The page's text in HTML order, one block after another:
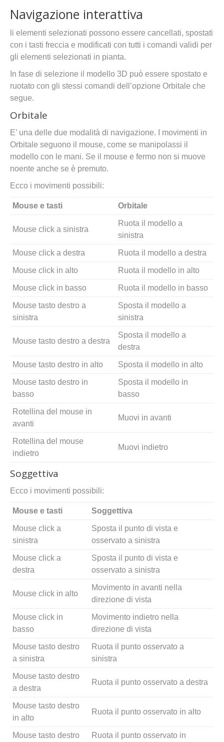
Navigazione interattiva
li elementi selezionati possono essere cancellati, spostati
con i tasti freccia e modificati con tutti i comandi validi per
gli elementi selezionati in pianta.
In fase di selezione il modello 3D può essere spostato e
ruotato con gli stessi comandi dell’opzione Orbitale che
segue.
Orbitale
E’ una delle due modalità di navigazione. I movimenti in
Orbitale seguono il mouse, come se manipolassi il
modello con le mani. Se il mouse e fermo non si muove
noente anche se è premuto.
Ecco i movimenti possibili:
Mouse e tasti Orbitale
Mouse click a sinistra
Ruota il modello a
sinistra
Mouse click a destra Ruota il modello a destra
Mouse click in alto Ruota il modello in alto
Mouse click in basso Ruota il modello in basso
Mouse tasto destro a
sinistra
Sposta il modello a
sinistra
Mouse tasto destro a destra
Sposta il modello a
destra
Mouse tasto destro in alto Sposta il modello in alto
Mouse tasto destro in
basso
Sposta il modello in
basso
Rotellina del mouse in
avanti
Muovi in avanti
Rotellina del mouse
indietro
Muovi indietro
Soggettiva
Ecco i movimenti possibili:
Mouse e tasti Soggettiva
Mouse click a
sinistra
Sposta il punto di vista e
osservato a sinistra
Mouse click a
destra
Sposta il punto di vista e
osservato a sinistra
Mouse click in alto
Movimento in avanti nella
direzione di vista
Mouse click in
basso
Movimento indietro nella
direzione di vista
Mouse tasto destro
a sinistra
Ruota il punto osservato a
sinistra
Mouse tasto destro
a destra
Ruota il punto osservato a destra
Mouse tasto destro
in alto
Ruota il punto osservato in alto
Mouse tasto destro Ruota il punto osservato in